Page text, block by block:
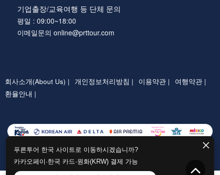
푸른투어 한국 사이트로 이동하시겠습니까?
카카오페이·한국 카드·원화(KRW) 결제 가능
기업출장/교육여행 등 단체 문의
평일 : 09:00~18:00
이메일문의 online@prttour.com
회사소개(About Us) | 개인정보처리방침 | 이용약관 |
여행약관 |
환율안내 |